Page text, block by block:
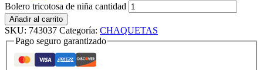
Bolero tricotosa de niña cantidad
Añadir al carrito
SKU: 743037 Categoría: CHAQUETAS
Pago seguro garantizado